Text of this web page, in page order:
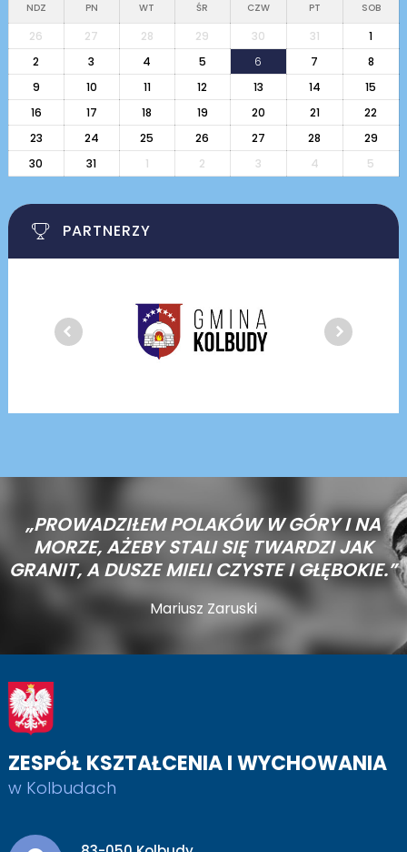
NDZ PN WT ŚR CZW PT SOB
26 27 28 29 30 31
1
2
3 4 5 6 7
8
9
10 11 12 13 14
15
16
17 18 19 20 21
22
23
24 25 26 27 28
29
30
31 1 2 3 4 5
PARTNERZY
„PROWADZIŁEM POLAKÓW W GÓRY I NA
MORZE,AŻEBY STALI SIĘ TWARDZI JAK
GRANIT, A DUSZE MIELI CZYSTE I GŁĘBOKIE.”
Mariusz Zaruski
ZESPÓŁ KSZTAŁCENIA I WYCHOWANIA
w Kolbudach